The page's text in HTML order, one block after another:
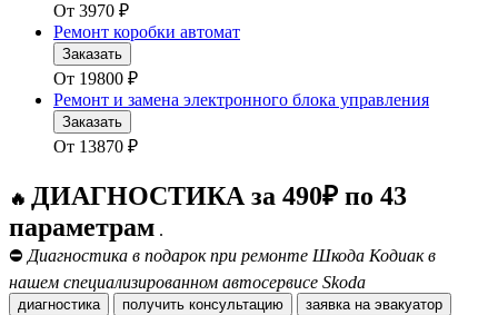
От 3970 ₽
Ремонт коробки автомат
Заказать
От 19800 ₽
Ремонт и замена электронного блока управления
Заказать
От 13870 ₽
🔥 ДИАГНОСТИКА за 490₽ по 43
параметрам .
⛔ Диагностика в подарок при ремонте Шкода Кодиак в
нашем специализированном автосервисе Skoda
диагностика получить консультацию заявка на эвакуатор